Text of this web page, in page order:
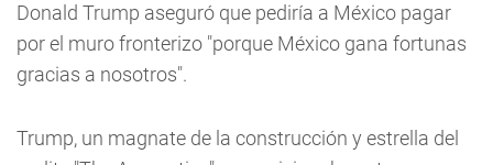
Donald Trump aseguró que pediría a México pagar
por el muro fronterizo "porque México gana fortunas
gracias a nosotros".
Trump, un magnate de la construcción y estrella del